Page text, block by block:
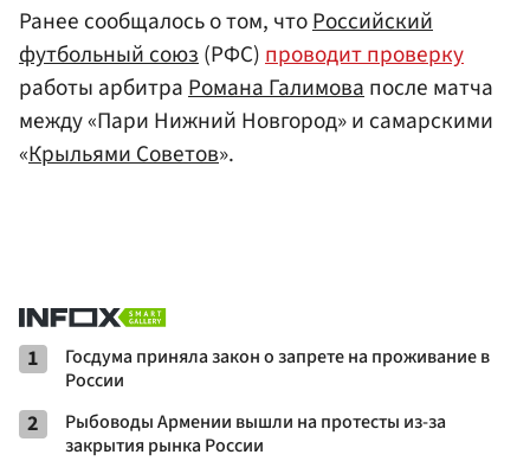
Ранее сообщалось о том, чтоРоссийский
футбольный союз(РФС)проводит проверку
работы арбитраРомана Галимовапосле матча
между «Пари Нижний Новгород» и самарскими
«Крыльями Советов».
1
Госдума приняла закон о запрете на проживание в
России
2
Рыбоводы Армении вышли на протесты из-за
закрытия рынка России